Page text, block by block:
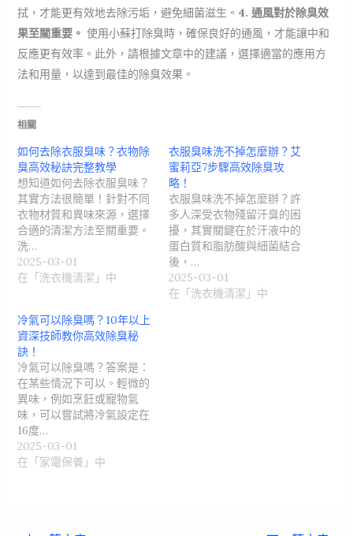
拭，才能更有效地去除污垢，避免細菌滋生。 4. 通風對於除臭效
果至關重要。 使用小蘇打除臭時，確保良好的通風，才能讓中和
反應更有效率。此外，請根據文章中的建議，選擇適當的應用方
法和用量，以達到最佳的除臭效果。
相關
如何去除衣服臭味？衣物除
臭高效秘訣完整教學
想知道如何去除衣服臭味？
其實方法很簡單！針對不同
衣物材質和異味來源，選擇
合適的清潔方法至關重要。
洗…
2025-03-01
在「洗衣機清潔」中
衣服臭味洗不掉怎麼辦？艾
蜜莉亞7步驟高效除臭攻
略！
衣服臭味洗不掉怎麼辦？許
多人深受衣物殘留汗臭的困
擾，其實關鍵在於汗液中的
蛋白質和脂肪酸與細菌結合
後，…
2025-03-01
在「洗衣機清潔」中
冷氣可以除臭嗎？10年以上
資深技師教你高效除臭秘
訣！
冷氣可以除臭嗎？答案是：
在某些情況下可以。輕微的
異味，例如烹飪或寵物氣
味，可以嘗試將冷氣設定在
16度…
2025-03-01
在「家電保養」中